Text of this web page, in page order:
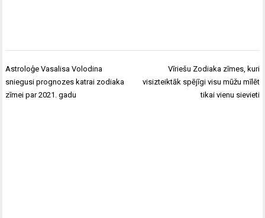
Ziņu
izvēlne
Astroloģe Vasalisa Volodina
sniegusi prognozes katrai zodiaka
zīmei par 2021. gadu
Vīriešu Zodiaka zīmes, kuri
visizteiktāk spējīgi visu mūžu mīlēt
tikai vienu sievieti